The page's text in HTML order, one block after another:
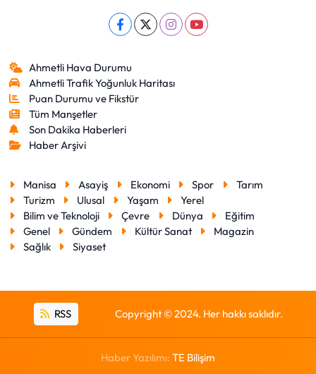
Ahmetli Hava Durumu
Ahmetli Trafik Yoğunluk Haritası
Puan Durumu ve Fikstür
Tüm Manşetler
Son Dakika Haberleri
Haber Arşivi
Manisa Asayiş Ekonomi Spor
Tarım
Turizm
Ulusal Yaşam
Yerel
Bilim ve Teknoloji
Çevre Dünya
Eğitim
Genel
Gündem Kültür Sanat
Magazin
Sağlık
Siyaset
RSS Copyright © 2024. Her hakkı saklıdır.
Haber Yazılımı: TE Bilişim